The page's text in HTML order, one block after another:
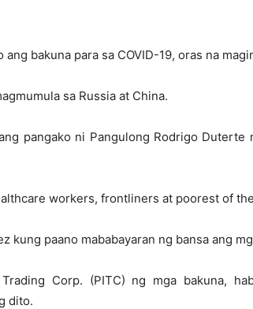
bakuna para sa COVID-19, oras na
sa Russia at China.
pangako ni Pangulong Rodrigo
workers, frontliners at poorest of
paano mababayaran ng bansa ang
Corp. (PITC) ng mga bakuna,
dito.